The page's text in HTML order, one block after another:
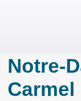
Notre-
Carmel